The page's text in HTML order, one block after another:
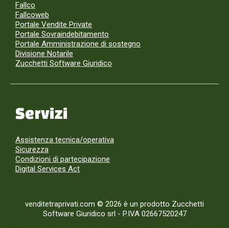
Fallco
Fallcoweb
Portale Vendite Private
Portale Sovraindebitamento
Portale Amministrazione di sostegno
Divisione Notarile
Zucchetti Software Giuridico
Servizi
Assistenza tecnica/operativa
Sicurezza
Condizioni di partecipazione
Digital Services Act
venditetraprivati.com © 2026 è un prodotto Zucchetti
Software Giuridico srl - P.IVA 02667520247